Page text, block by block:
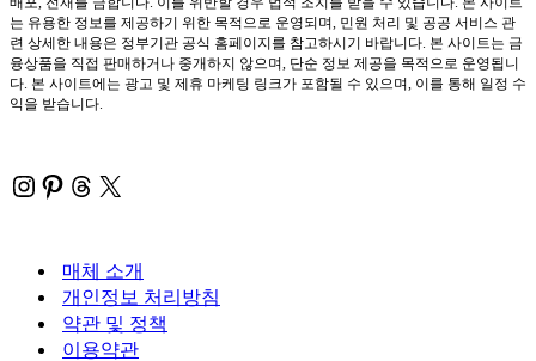
는 유용한 정보를 제공하기 위한 목적으로 운영되며, 민원 처리 및 공공 서비스 관
련 상세한 내용은 정부기관 공식 홈페이지를 참고하시기 바랍니다. 본 사이트는 금
융상품을 직접 판매하거나 중개하지 않으며, 단순 정보 제공을 목적으로 운영됩니
다. 본 사이트에는 광고 및 제휴 마케팅 링크가 포함될 수 있으며, 이를 통해 일정 수
익을 받습니다.
Instagram
Pinterest
Threads
X
매체 소개
개인정보 처리방침
약관 및 정책
이용약관